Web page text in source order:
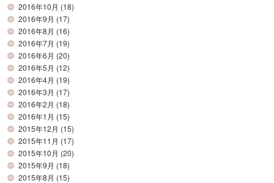
2016年10月 (18)
2016年9月 (17)
2016年8月 (16)
2016年7月 (19)
2016年6月 (20)
2016年5月 (12)
2016年4月 (19)
2016年3月 (17)
2016年2月 (18)
2016年1月 (15)
2015年12月 (15)
2015年11月 (17)
2015年10月 (20)
2015年9月 (18)
2015年8月 (15)